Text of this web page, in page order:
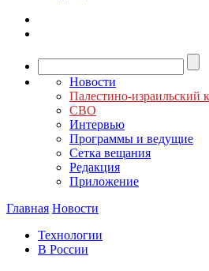
Новости
Палестино-израильский
СВО
Интервью
Программы и ведущие
Сетка вещания
Редакция
Приложение
Главная Новости
Технологии
В России